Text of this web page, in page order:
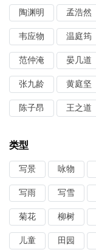
陶渊明 孟浩然
韦应物 温庭筠
范仲淹 晏几道
张九龄 黄庭坚
陈子昂 王之道
类型
写景 咏物
写雨 写雪
菊花 柳树
儿童 田园